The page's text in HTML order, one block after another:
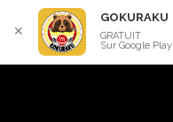
✕
GOKURAKU
GRATUIT
Sur Google Play